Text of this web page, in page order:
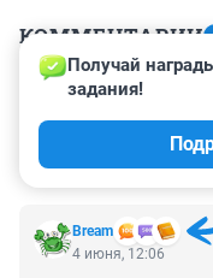
КОММЕНТАРИИ
Гость
ну любителей
Bream
Получай
задания!
4 июня, 12:06